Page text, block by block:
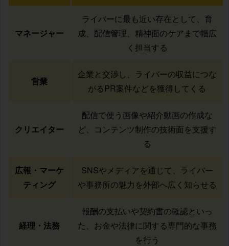
マネージャー
ライバーに最も近い存在として、育
成、配信管理、精神面のケアまで幅広
く担当する
営業
企業と交渉し、ライバーの収益につな
がるPR案件などを獲得してくる
クリエイター
配信で使う画像や紹介動画の作成な
ど、コンテンツ制作の技術面を支援す
る
広報・マーケ
ティング
SNSやメディアを通じて、ライバー
や事務所の魅力を外部へ広く知らせる
経理・法務
報酬の支払いや契約書の確認といっ
た、お金や法律に関する専門的な事務
を行う